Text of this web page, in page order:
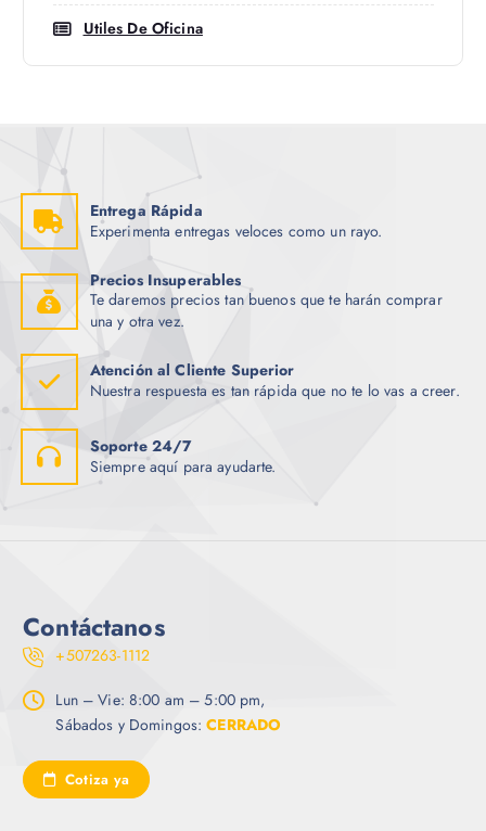
Utiles De Oficina
Entrega Rápida
Experimenta entregas veloces como un rayo.
Precios Insuperables
Te daremos precios tan buenos que te harán comprar
una y otra vez.
Atención al Cliente Superior
Nuestra respuesta es tan rápida que no te lo vas a creer.
Soporte 24/7
Siempre aquí para ayudarte.
Contáctanos
+507263-1112
Lun – Vie: 8:00 am – 5:00 pm,
Sábados y Domingos:CERRADO
Cotiza ya